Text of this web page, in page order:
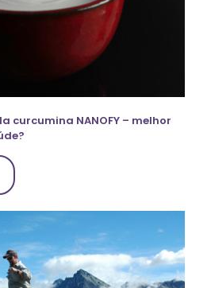
curcumina NANOFY – melhor